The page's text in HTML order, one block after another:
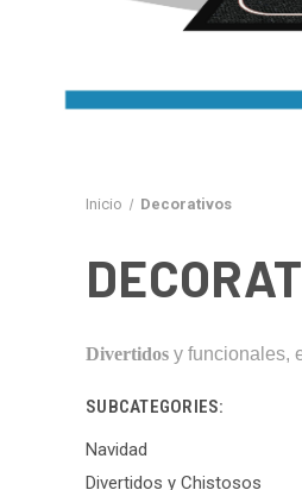
Inicio Decorativos
Divertidos y funcionales,
SUBCATEGORIES:
Navidad
Divertidos y Chistosos